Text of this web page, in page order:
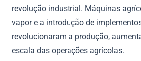
revolução industrial. Máquinas
vapor e a introdução de
revolucionaram a produção,
escala das operações agrícolas.